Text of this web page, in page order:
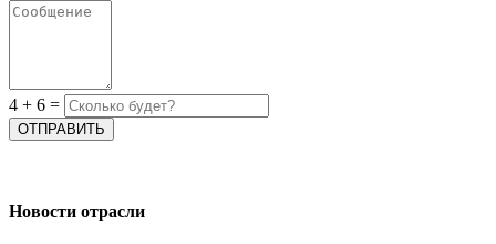
4 + 6 =
Новости отрасли